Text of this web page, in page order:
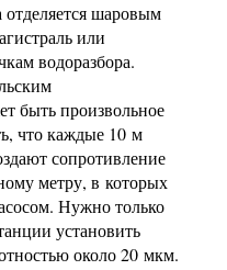
отделяется шаровым
или
водоразбора.
быть произвольное
что каждые 10 м
сопротивление
метру, в которых
Нужно только
установить
около 20 мкм.